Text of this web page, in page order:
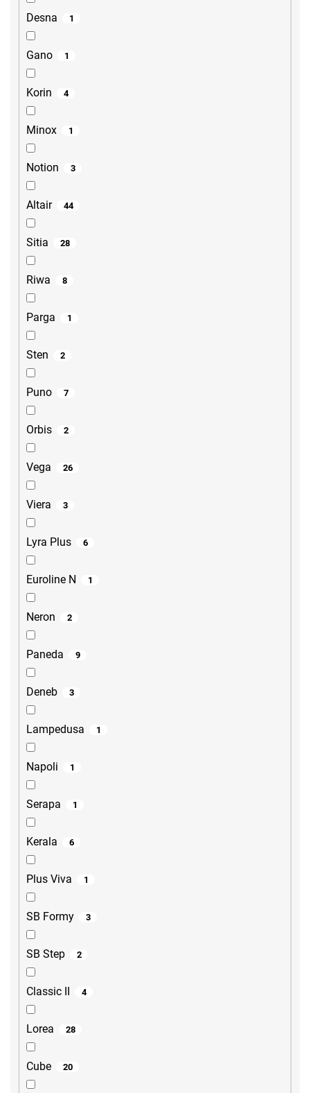
Desna 1
Gano 1
Korin 4
Minox 1
Notion 3
Altair 44
Sitia 28
Riwa 8
Parga 1
Sten 2
Puno 7
Orbis 2
Vega 26
Viera 3
Lyra Plus 6
Euroline N 1
Neron 2
Paneda 9
Deneb 3
Lampedusa 1
Napoli 1
Serapa 1
Kerala 6
Plus Viva 1
SB Formy 3
SB Step 2
Classic II 4
Lorea 28
Cube 20